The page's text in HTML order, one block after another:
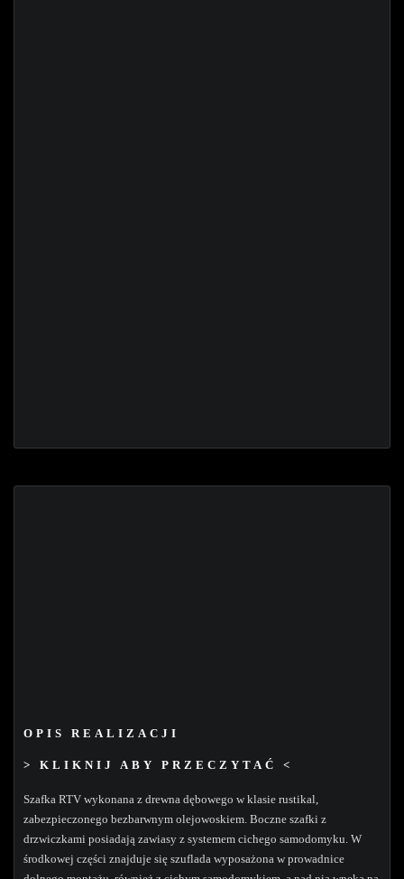
OPIS REALIZACJI
> KLIKNIJ ABY PRZECZYTAĆ <
Szafka RTV wykonana z drewna dębowego w klasie rustikal,
zabezpieczonego bezbarwnym olejowoskiem. Boczne szafki z
drzwiczkami posiadają zawiasy z systemem cichego samodomyku. W
środkowej części znajduje się szuflada wyposażona w prowadnice